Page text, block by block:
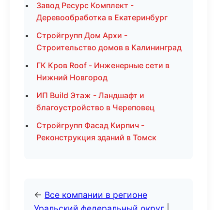
Завод Ресурс Комплект -
Деревообработка в Екатеринбург
Стройгрупп Дом Архи -
Строительство домов в Калининград
ГК Кров Roof - Инженерные сети в
Нижний Новгород
ИП Build Этаж - Ландшафт и
благоустройство в Череповец
Стройгрупп Фасад Кирпич -
Реконструкция зданий в Томск
← Все компании в регионе